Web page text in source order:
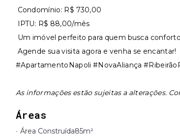
Condomínio: R$ 730,00
IPTU: R$ 88,00/mês
Um imóvel perfeito para quem busca
Agende sua visita agora e venha se encantar!
#ApartamentoNapoli #NovaAliança
As informações estão sujeitas a alterações.
Áreas
• Área Construída85m²